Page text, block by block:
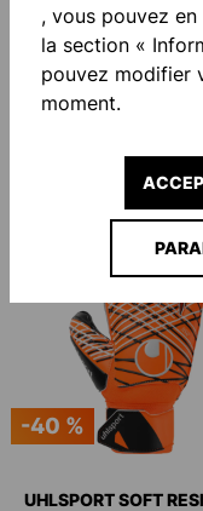
UHLSPORT SUPER
HN GANTS DE
-40 %
UHLSPORT SOFT
, vous pouvez
la section «
pouvez modifier
moment.